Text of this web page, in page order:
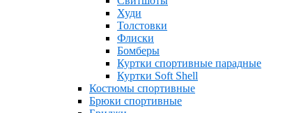
Худи
Толстовки
Флиски
Бомберы
Куртки спортивные парадные
Куртки Soft Shell
Костюмы спортивные
Брюки спортивные